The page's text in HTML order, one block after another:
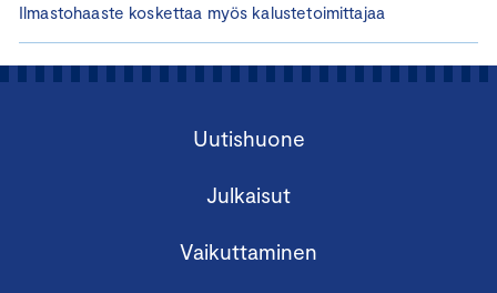
Ilmastohaaste koskettaa myös kalustetoimittajaa
Uutishuone
Julkaisut
Vaikuttaminen